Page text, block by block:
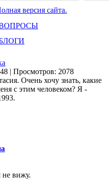
версия сайта.
| Просмотров: 2078
Очень хочу знать, какие
с этим человеком? Я -
вижу.